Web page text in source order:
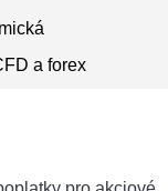
a forex